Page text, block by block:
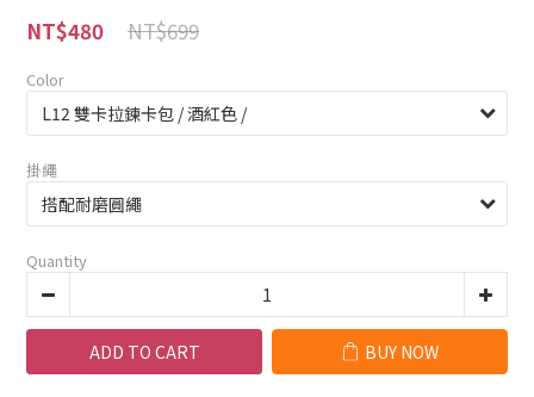
NT$699
NT$480
Color
掛繩
Quantity
ADD TO CART BUY NOW